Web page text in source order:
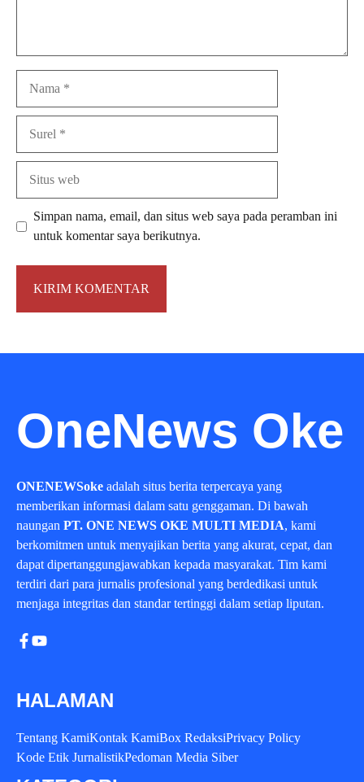
Simpan nama, email, dan situs web saya pada peramban ini
untuk komentar saya berikutnya.
OneNews Oke
ONENEWSoke adalah situs berita terpercaya yang
memberikan informasi dalam satu genggaman. Di bawah
naungan PT. ONE NEWS OKE MULTI MEDIA, kami
berkomitmen untuk menyajikan berita yang akurat, cepat, dan
dapat dipertanggungjawabkan kepada masyarakat. Tim kami
terdiri dari para jurnalis profesional yang berdedikasi untuk
menjaga integritas dan standar tertinggi dalam setiap liputan.
HALAMAN
Tentang KamiKontak KamiBox RedaksiPrivacy Policy
Kode Etik JurnalistikPedoman Media Siber